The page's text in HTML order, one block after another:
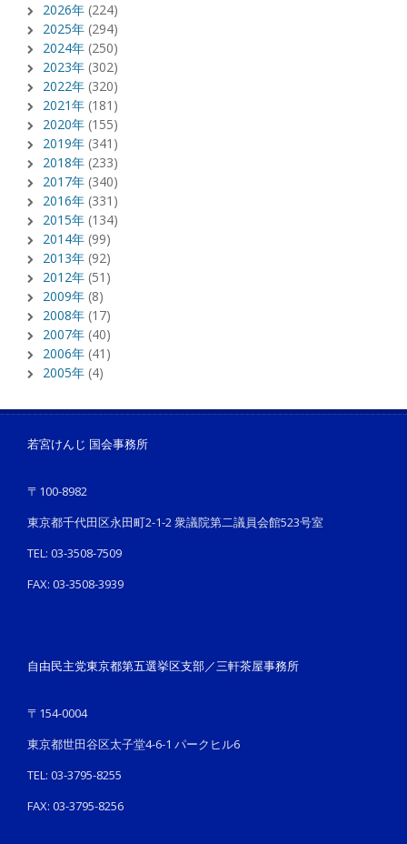
2026年 (224)
2025年 (294)
2024年 (250)
2023年 (302)
2022年 (320)
2021年 (181)
2020年 (155)
2019年 (341)
2018年 (233)
2017年 (340)
2016年 (331)
2015年 (134)
2014年 (99)
2013年 (92)
2012年 (51)
2009年 (8)
2008年 (17)
2007年 (40)
2006年 (41)
2005年 (4)
若宮けんじ 国会事務所
〒100-8982
東京都千代田区永田町2-1-2 衆議院第二議員会館523号室
TEL: 03-3508-7509
FAX: 03-3508-3939
自由民主党東京都第五選挙区支部／三軒茶屋事務所
〒154-0004
東京都世田谷区太子堂4-6-1 パークヒル6
TEL: 03-3795-8255
FAX: 03-3795-8256